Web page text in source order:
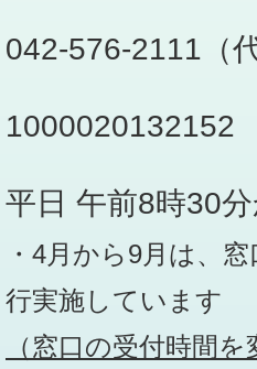
042-576-2111（
1000020132152
平日 午前8時30
・4月から9月は、
行実施しています
（窓口の受付時間